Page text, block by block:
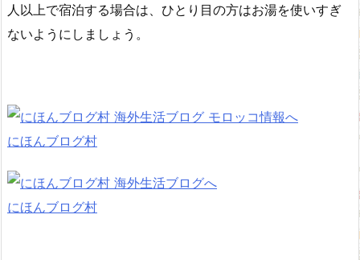
人以上で宿泊する場合は、ひとり目の方はお湯を使いすぎ
ないようにしましょう。
にほんブログ村
にほんブログ村